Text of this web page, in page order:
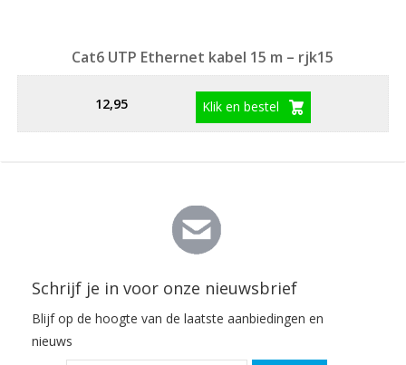
Cat6 UTP Ethernet kabel 15 m – rjk15
12,95 Klik en bestel
Schrijf je in voor onze nieuwsbrief
Blijf op de hoogte van de laatste aanbiedingen en
nieuws